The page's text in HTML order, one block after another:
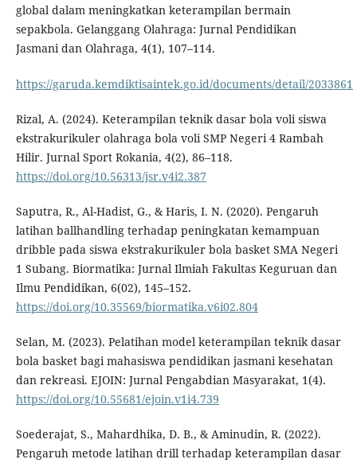
global dalam meningkatkan keterampilan bermain
sepakbola. Gelanggang Olahraga: Jurnal Pendidikan
Jasmani dan Olahraga, 4(1), 107–114.
https://garuda.kemdiktisaintek.go.id/documents/detail/2033861
Rizal, A. (2024). Keterampilan teknik dasar bola voli siswa
ekstrakurikuler olahraga bola voli SMP Negeri 4 Rambah
Hilir. Jurnal Sport Rokania, 4(2), 86–118.
https://doi.org/10.56313/jsr.v4i2.387
Saputra, R., Al-Hadist, G., & Haris, I. N. (2020). Pengaruh
latihan ballhandling terhadap peningkatan kemampuan
dribble pada siswa ekstrakurikuler bola basket SMA Negeri
1 Subang. Biormatika: Jurnal Ilmiah Fakultas Keguruan dan
Ilmu Pendidikan, 6(02), 145–152.
https://doi.org/10.35569/biormatika.v6i02.804
Selan, M. (2023). Pelatihan model keterampilan teknik dasar
bola basket bagi mahasiswa pendidikan jasmani kesehatan
dan rekreasi. EJOIN: Jurnal Pengabdian Masyarakat, 1(4).
https://doi.org/10.55681/ejoin.v1i4.739
Soederajat, S., Mahardhika, D. B., & Aminudin, R. (2022).
Pengaruh metode latihan drill terhadap keterampilan dasar